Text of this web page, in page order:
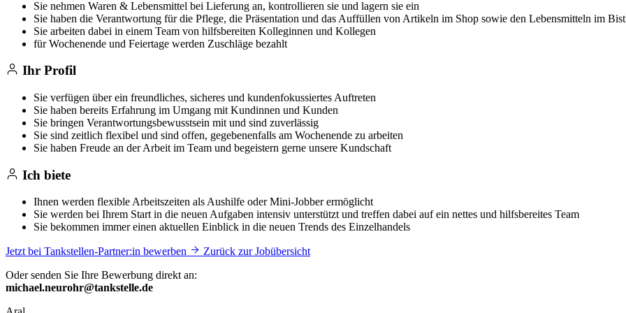
Sie nehmen Waren & Lebensmittel bei Lieferung an, kontrollieren sie und lagern sie ein
Sie haben die Verantwortung für die Pflege, die Präsentation und das Auffüllen von Artikeln im Shop sowie den Lebensmitteln im
Sie arbeiten dabei in einem Team von hilfsbereiten Kolleginnen und Kollegen
für Wochenende und Feiertage werden Zuschläge bezahlt
Ihr Profil
Sie verfügen über ein freundliches, sicheres und kundenfokussiertes Auftreten
Sie haben bereits Erfahrung im Umgang mit Kundinnen und Kunden
Sie bringen Verantwortungsbewusstsein mit und sind zuverlässig
Sie sind zeitlich flexibel und sind offen, gegebenenfalls am Wochenende zu arbeiten
Sie haben Freude an der Arbeit im Team und begeistern gerne unsere Kundschaft
Ich biete
Ihnen werden flexible Arbeitszeiten als Aushilfe oder Mini-Jobber ermöglicht
Sie werden bei Ihrem Start in die neuen Aufgaben intensiv unterstützt und treffen dabei auf ein nettes und hilfsbereites Team
Sie bekommen immer einen aktuellen Einblick in die neuen Trends des Einzelhandels
Jetzt bei Tankstellen-Partner:in bewerben
Zurück zur Jobübersicht
Oder senden Sie Ihre Bewerbung direkt an:
michael.neurohr@tankstelle.de